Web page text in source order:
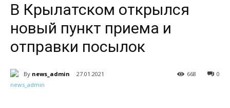
В Крылатском открылся
новый пункт приема и
отправки посылок
By news_admin 27.01.2021 0
668